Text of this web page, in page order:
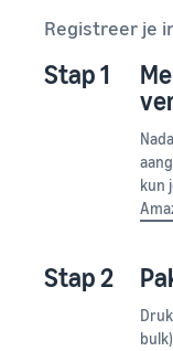
Registreer je
Stap 1
kun
Stap 2